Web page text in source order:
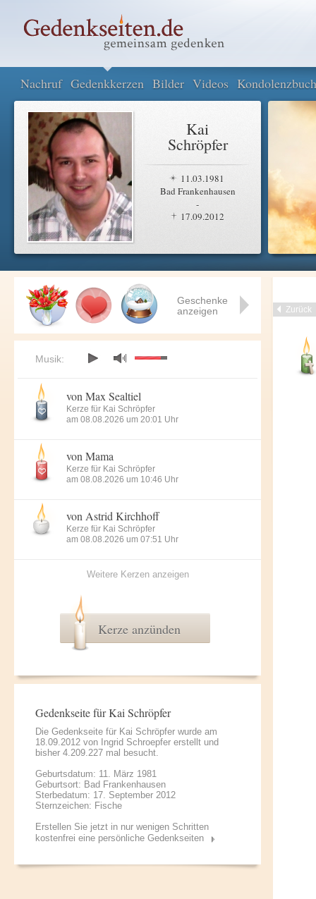
Nachruf Gedenkkerzen Bilder Videos Kondolenzbuch
Kai
Schröpfer
11.03.1981
Bad Frankenhausen
-
17.09.2012
Zurück
Geschenke
anzeigen
Musik:
von Max Sealtiel
Kerze für Kai Schröpfer
am 08.08.2026 um 20:01 Uhr
von Mama
Kerze für Kai Schröpfer
am 08.08.2026 um 10:46 Uhr
von Astrid Kirchhoff
Kerze für Kai Schröpfer
am 08.08.2026 um 07:51 Uhr
Weitere Kerzen anzeigen
Kerze anzünden
Gedenkseite für Kai Schröpfer
Die Gedenkseite für Kai Schröpfer wurde am
18.09.2012 von Ingrid Schroepfer erstellt und
bisher 4.209.227 mal besucht.
Geburtsdatum: 11. März 1981
Geburtsort: Bad Frankenhausen
Sterbedatum: 17. September 2012
Sternzeichen: Fische
Erstellen Sie jetzt in nur wenigen Schritten
kostenfrei eine persönliche Gedenkseiten